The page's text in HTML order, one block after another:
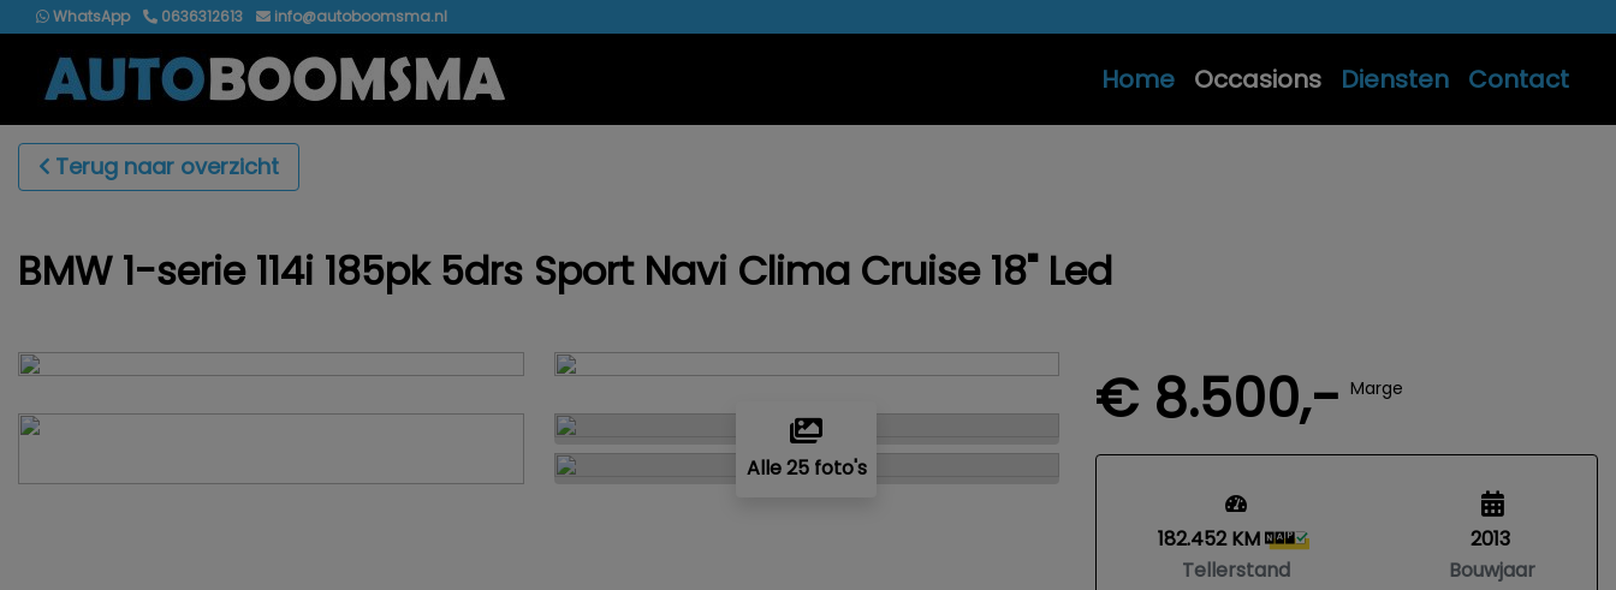
WhatsApp 0636312613 info@autoboomsma.nl
Home Occasions Diensten Contact
Terug naar overzicht
BMW 1-serie 114i 185pk 5drs Sport Navi Clima Cruise 18" Led
Alle 25 foto's
€ 8.500,- Marge
182.452 KM
Tellerstand
2013
Bouwjaar